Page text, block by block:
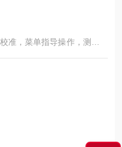
准，菜单指导操作，测量结
印机